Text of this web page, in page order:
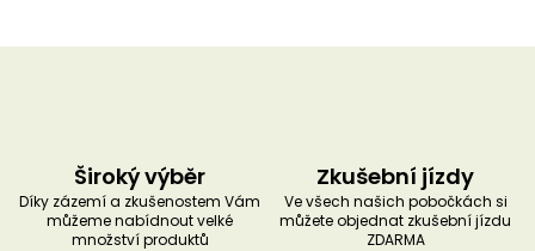
Široký výběr
Díky zázemí a zkušenostem Vám
můžeme nabídnout velké
množství produktů
Zkušební jízdy
Ve všech našich pobočkách si
můžete objednat zkušební jízdu
ZDARMA